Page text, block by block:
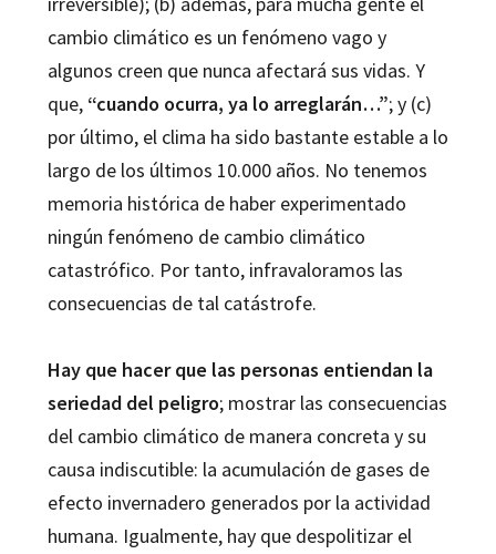
cambio climático es un fenómeno vago y
algunos creen que nunca afectará sus vidas. Y
que, “cuando ocurra, ya lo arreglarán…”; y (c)
por último, el clima ha sido bastante estable a lo
largo de los últimos 10.000 años. No tenemos
memoria histórica de haber experimentado
ningún fenómeno de cambio climático
catastrófico. Por tanto, infravaloramos las
consecuencias de tal catástrofe.
Hay que hacer que las personas entiendan la
seriedad del peligro; mostrar las consecuencias
del cambio climático de manera concreta y su
causa indiscutible: la acumulación de gases de
efecto invernadero generados por la actividad
humana. Igualmente, hay que despolitizar el